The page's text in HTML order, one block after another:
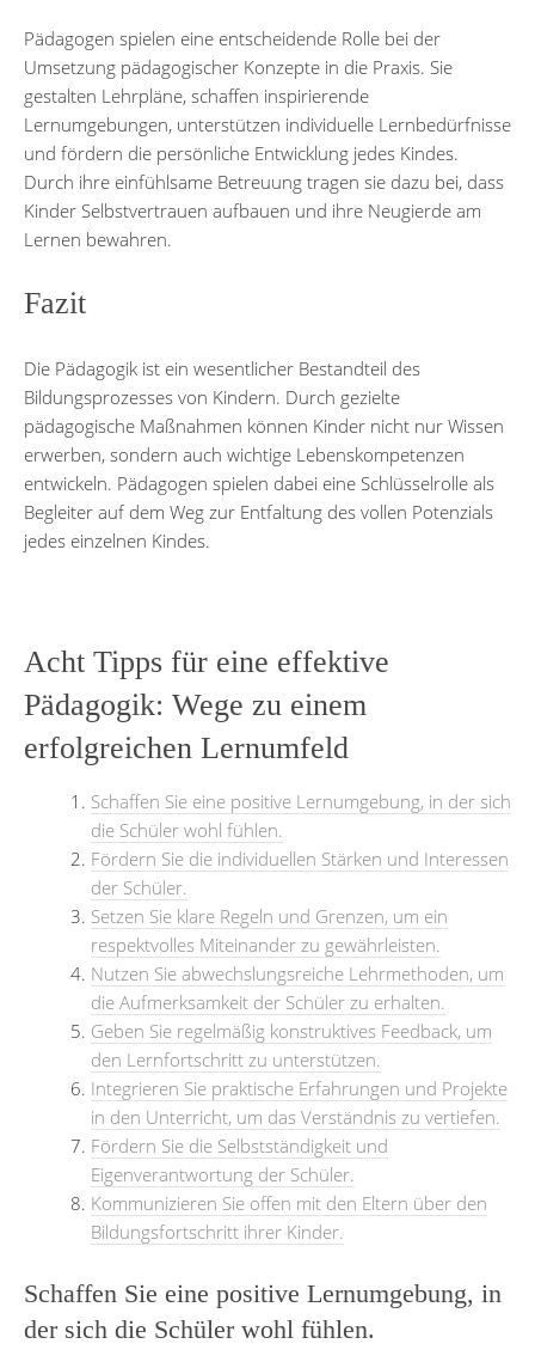
Pädagogen spielen eine entscheidende Rolle bei der
Umsetzung pädagogischer Konzepte in die Praxis. Sie
gestalten Lehrpläne, schaffen inspirierende
Lernumgebungen, unterstützen individuelle Lernbedürfnisse
und fördern die persönliche Entwicklung jedes Kindes.
Durch ihre einfühlsame Betreuung tragen sie dazu bei, dass
Kinder Selbstvertrauen aufbauen und ihre Neugierde am
Lernen bewahren.
Fazit
Die Pädagogik ist ein wesentlicher Bestandteil des
Bildungsprozesses von Kindern. Durch gezielte
pädagogische Maßnahmen können Kinder nicht nur Wissen
erwerben, sondern auch wichtige Lebenskompetenzen
entwickeln. Pädagogen spielen dabei eine Schlüsselrolle als
Begleiter auf dem Weg zur Entfaltung des vollen Potenzials
jedes einzelnen Kindes.
Acht Tipps für eine effektive
Pädagogik: Wege zu einem
erfolgreichen Lernumfeld
Schaffen Sie eine positive Lernumgebung, in der sich
die Schüler wohl fühlen.
Fördern Sie die individuellen Stärken und Interessen
der Schüler.
Setzen Sie klare Regeln und Grenzen, um ein
respektvolles Miteinander zu gewährleisten.
Nutzen Sie abwechslungsreiche Lehrmethoden, um
die Aufmerksamkeit der Schüler zu erhalten.
Geben Sie regelmäßig konstruktives Feedback, um
den Lernfortschritt zu unterstützen.
Integrieren Sie praktische Erfahrungen und Projekte
in den Unterricht, um das Verständnis zu vertiefen.
Fördern Sie die Selbstständigkeit und
Eigenverantwortung der Schüler.
Kommunizieren Sie offen mit den Eltern über den
Bildungsfortschritt ihrer Kinder.
Schaffen Sie eine positive Lernumgebung, in
der sich die Schüler wohl fühlen.